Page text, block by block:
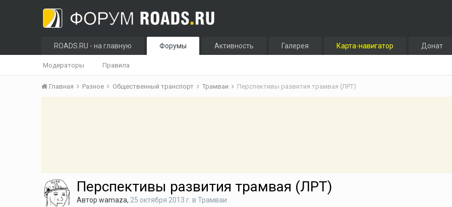
ROADS.RU - на главную Форумы
Модераторы Правила
Активность Галерея Карта-навигатор Донат
Главная Разное Общественный транспорт Трамваи Перспективы развития трамвая (ЛРТ)
Перспективы развития трамвая (ЛРТ)
Авторwamaza, 25 октября 2013 г. вТрамваи